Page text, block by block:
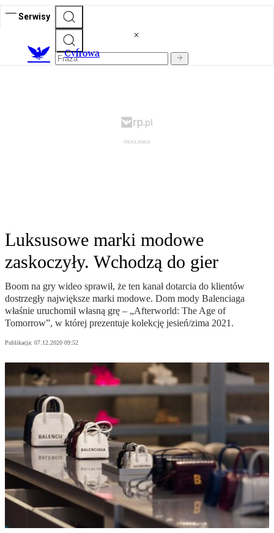
Serwisy
Cyfrowa
Luksusowe marki modowe
zaskoczyły. Wchodzą do gier
Boom na gry wideo sprawił, że ten kanał dotarcia do klientów
dostrzegły największe marki modowe. Dom mody Balenciaga
właśnie uruchomił własną grę – „Afterworld: The Age of
Tomorrow”, w której prezentuje kolekcję jesień/zima 2021.
Publikacja: 07.12.2020 09:52